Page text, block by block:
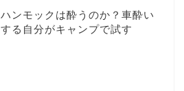
ハンモックは酔うのか？車酔い
する自分がキャンプで試す